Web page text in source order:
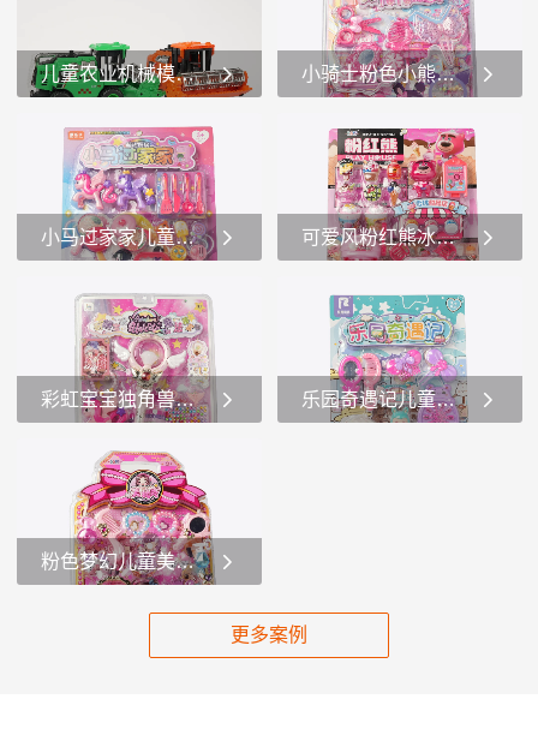
和角色： -这款玩具套装以
狗狗保护队为主题，包含多
个可爱的狗狗角色和一个人
容： -城堡模型：套装中包
含一个橙色的城堡模型，城
堡设计精美，带有拱形门和
心形装饰，顶部还有一个小
儿童农业机械模逼真农业机械玩具惯性模拟农场机械
型，包括两台不同颜色和功
能的拖拉机。1.颜色和设
计： -这组玩具拖拉机有两
种颜色：一台是绿色，另一
台是橙色。绿色拖拉机的车
小骑士粉色小熊与滑板车女孩的梦幻玩具角色扮演
的儿童玩具套装。1.玩具套
装内容： -粉色小熊玩偶：
套装中有一个可爱的粉色小
熊玩偶，它面带微笑，显得
非常友好和吸引人。 -...
小马过家家儿童厨房玩具套装粉色独角兽与厨房玩具
过家家”的儿童玩具套装，适
合3岁及以上的儿童。1.**厨
房玩具套装**：该套装包含
一个粉红色的厨房玩具，厨
房设计可爱，带有多个功能
等。厨房...
可爱风粉红熊冰淇淋玩具套装模拟玩具
过家家”的儿童玩具套装，适
合3岁及以上的儿童。1.厨房
玩具套装：该套装包含一个
粉红色的厨房玩具，厨房设
计可爱，带有多个功能区
彩虹宝宝独角兽魔法棒彩虹宝宝的魔法世界
兽魔法棒”的玩具套装，适合
3岁及以上儿童。这个玩具套
装以粉色和彩虹元素为主
题，充满了梦幻和童话色
彩。套装的核心是一根粉色
乐园奇遇记儿童角色扮演玩具套装过家家
车，手推车上有...
粉色梦幻儿童美妆玩具套装少女心爆棚的儿童美妆角色扮演
及以上的儿童。整个套装以
更多案例